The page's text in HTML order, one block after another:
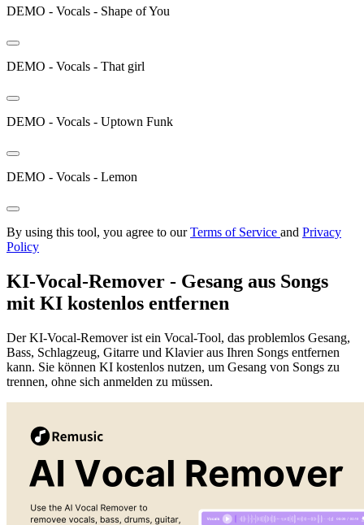
DEMO - Vocals - Shape of You
DEMO - Vocals - That girl
DEMO - Vocals - Uptown Funk
DEMO - Vocals - Lemon
By using this tool, you agree to ourTerms of Service and Privacy
Policy
KI-Vocal-Remover - Gesang aus Songs
mit KI kostenlos entfernen
Der KI-Vocal-Remover ist ein Vocal-Tool, das problemlos Gesang,
Bass, Schlagzeug, Gitarre und Klavier aus Ihren Songs entfernen
kann. Sie können KI kostenlos nutzen, um Gesang von Songs zu
trennen, ohne sich anmelden zu müssen.